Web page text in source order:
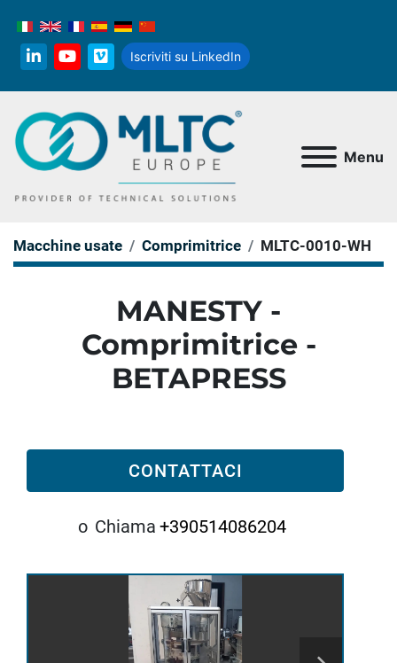
linkedinyoutube
vimeo
Iscriviti su LinkedIn
Menu
Macchine usate Comprimitrice MLTC-0010-WH
MANESTY -
Comprimitrice -
BETAPRESS
CONTATTACI
o Chiama +390514086204